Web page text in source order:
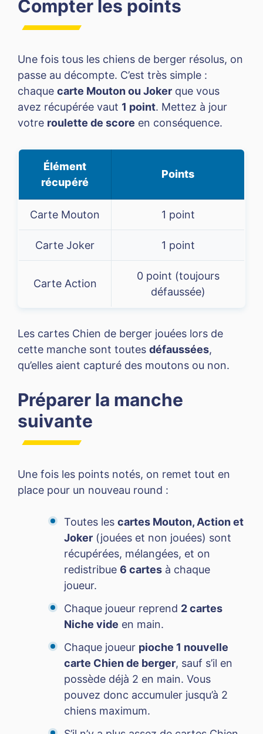
Compter les points
Une fois tous les chiens de berger résolus, on
passe au décompte. C’est très simple :
chaque carte Mouton ou Joker que vous
avez récupérée vaut 1 point. Mettez à jour
votre roulette de score en conséquence.
Élément
récupéré
Points
Carte Mouton 1 point
Carte Joker 1 point
Carte Action
0 point (toujours
défaussée)
Les cartes Chien de berger jouées lors de
cette manche sont toutes défaussées,
qu’elles aient capturé des moutons ou non.
Préparer la manche
suivante
Une fois les points notés, on remet tout en
place pour un nouveau round :
Toutes les cartes Mouton, Action et
Joker (jouées et non jouées) sont
récupérées, mélangées, et on
redistribue 6 cartes à chaque
joueur.
Chaque joueur reprend 2 cartes
Niche vide en main.
Chaque joueur pioche 1 nouvelle
carte Chien de berger, sauf s’il en
possède déjà 2 en main. Vous
pouvez donc accumuler jusqu’à 2
chiens maximum.